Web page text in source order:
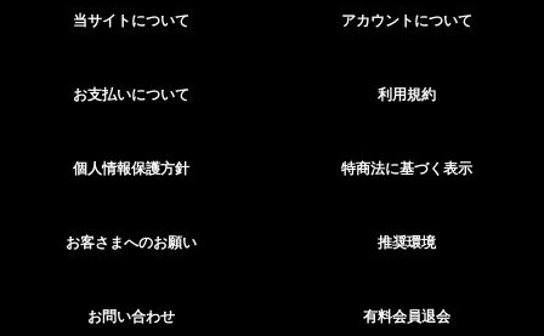
当サイトについて アカウントについて
お支払いについて 利用規約
個人情報保護方針 特商法に基づく表示
お客さまへのお願い 推奨環境
お問い合わせ 有料会員退会